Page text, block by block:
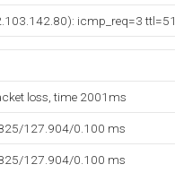
icmp_req=3 ttl=51
loss, time 2001ms
127.904/0.100 ms
127.904/0.100 ms